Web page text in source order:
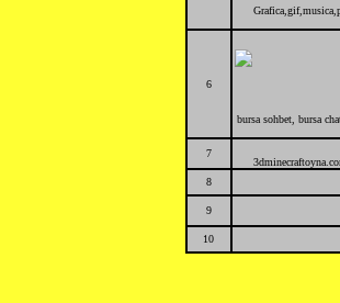
6
bursa sohbet, bursa
7
8
9
10